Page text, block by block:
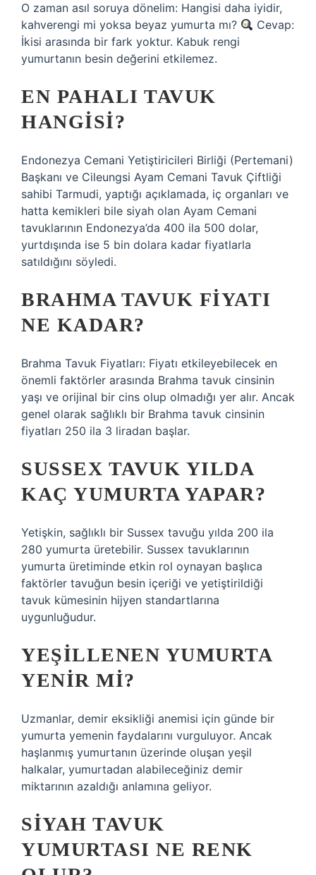
O zaman asıl soruya dönelim: Hangisi daha iyidir,
kahverengi mi yoksa beyaz yumurta mı?
Cevap:
İkisi arasında bir fark yoktur. Kabuk rengi
yumurtanın besin değerini etkilemez.
EN PAHALI TAVUK
HANGISI?
Endonezya Cemani Yetiştiricileri Birliği (Pertemani)
Başkanı ve Cileungsi Ayam Cemani Tavuk Çiftliği
sahibi Tarmudi, yaptığı açıklamada, iç organları ve
hatta kemikleri bile siyah olan Ayam Cemani
tavuklarının Endonezya’da 400 ila 500 dolar,
yurtdışında ise 5 bin dolara kadar fiyatlarla
satıldığını söyledi.
BRAHMA TAVUK FIYATI
NE KADAR?
Brahma Tavuk Fiyatları: Fiyatı etkileyebilecek en
önemli faktörler arasında Brahma tavuk cinsinin
yaşı ve orijinal bir cins olup olmadığı yer alır. Ancak
genel olarak sağlıklı bir Brahma tavuk cinsinin
fiyatları 250 ila 3 liradan başlar.
SUSSEX TAVUK YILDA
KAÇ YUMURTA YAPAR?
Yetişkin, sağlıklı bir Sussex tavuğu yılda 200 ila
280 yumurta üretebilir. Sussex tavuklarının
yumurta üretiminde etkin rol oynayan başlıca
faktörler tavuğun besin içeriği ve yetiştirildiği
tavuk kümesinin hijyen standartlarına
uygunluğudur.
YEŞILLENEN YUMURTA
YENIR MI?
Uzmanlar, demir eksikliği anemisi için günde bir
yumurta yemenin faydalarını vurguluyor. Ancak
haşlanmış yumurtanın üzerinde oluşan yeşil
halkalar, yumurtadan alabileceğiniz demir
miktarının azaldığı anlamına geliyor.
SIYAH TAVUK
YUMURTASI NE RENK